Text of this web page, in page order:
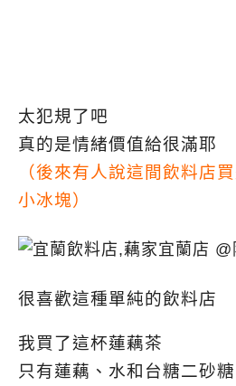
太犯規了吧
真的是情緒價值給很滿耶
（後來有人說這間飲料店
小冰塊）
很喜歡這種單純的飲料店
我買了這杯蓮藕茶
只有蓮藕、水和台糖二砂糖